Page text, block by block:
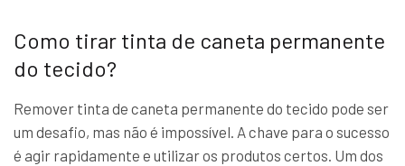
Como tirar tinta de caneta permanente
do tecido?
Remover tinta de caneta permanente do tecido pode ser
um desafio, mas não é impossível. A chave para o sucesso
é agir rapidamente e utilizar os produtos certos. Um dos